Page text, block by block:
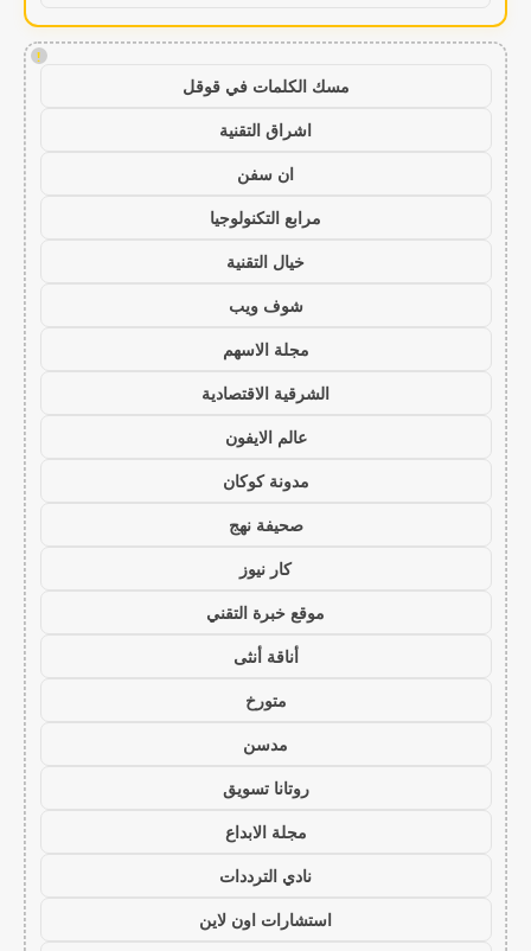
!
مسك الكلمات في قوقل
اشراق التقنية
ان سفن
مرابع التكنولوجيا
خيال التقنية
شوف ويب
مجلة الاسهم
الشرقية الاقتصادية
عالم الايفون
مدونة كوكان
صحيفة نهج
كار نيوز
موقع خبرة التقني
أناقة أنثى
متورخ
مدسن
روتانا تسويق
مجلة الابداع
نادي الترددات
استشارات اون لاين